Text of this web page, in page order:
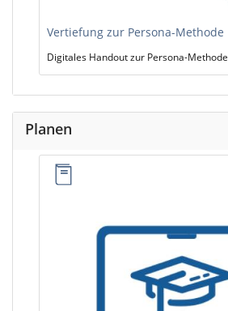
Vertiefung zur Persona-Methode
Digitales Handout zur Persona-Methode
Planen